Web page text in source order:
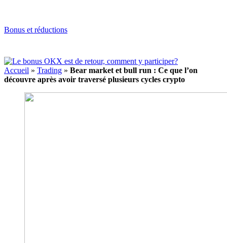
Bonus et réductions
Accueil » Trading » Bear market et bull run : Ce que l’on
découvre après avoir traversé plusieurs cycles crypto